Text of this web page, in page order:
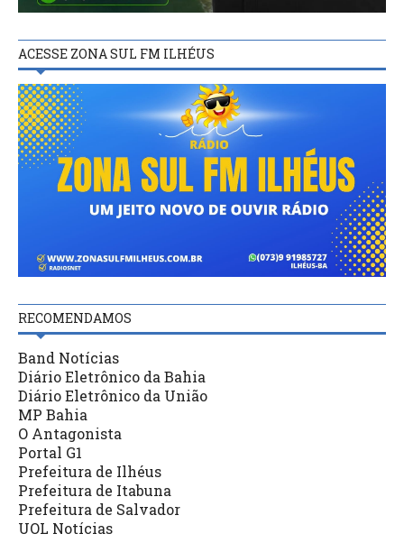
ACESSE ZONA SUL FM ILHÉUS
RECOMENDAMOS
Band Notícias
Diário Eletrônico da Bahia
Diário Eletrônico da União
MP Bahia
O Antagonista
Portal G1
Prefeitura de Ilhéus
Prefeitura de Itabuna
Prefeitura de Salvador
UOL Notícias